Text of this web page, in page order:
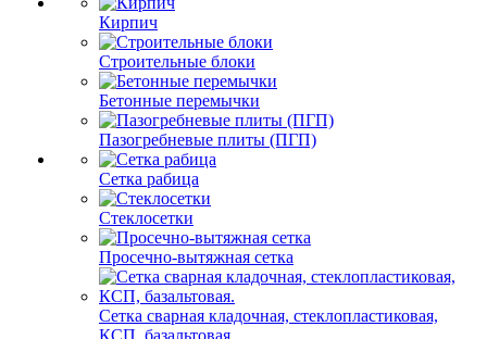
Кирпич
Строительные блоки
Бетонные перемычки
Пазогребневые плиты (ПГП)
Сетка рабица
Стеклосетки
Просечно-вытяжная сетка
Сетка сварная кладочная, стеклопластиковая,
КСП, базальтовая.